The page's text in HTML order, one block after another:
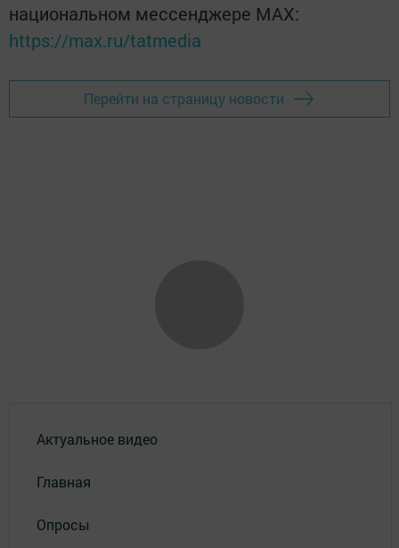
национальном мессенджере MАХ:
https://max.ru/tatmedia
Перейти на страницу новости
Актуальное видео
Главная
Опросы